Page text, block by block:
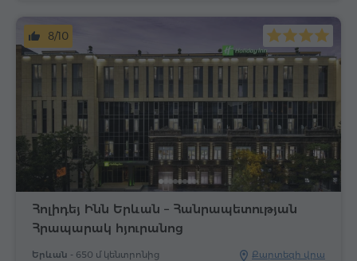
Հոլիդեյ Ինն Երևան – Հանրապետության
Հրապարակ հյուրանոց
Երևան - 650 մ կենտրոնից Քարտեզի վրա
8/10